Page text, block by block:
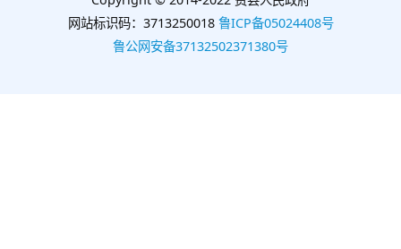
网站标识码：3713250018 鲁ICP备05024408号
鲁公网安备37132502371380号